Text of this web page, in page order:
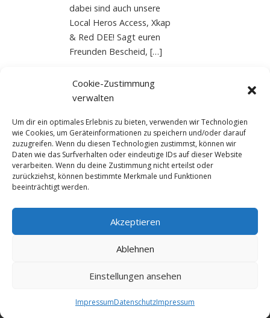
Cookie-Zustimmung
verwalten
Um dir ein optimales Erlebnis zu bieten, verwenden wir Technologien
wie Cookies, um Geräteinformationen zu speichern und/oder darauf
zuzugreifen. Wenn du diesen Technologien zustimmst, können wir
Daten wie das Surfverhalten oder eindeutige IDs auf dieser Website
verarbeiten. Wenn du deine Zustimmung nicht erteilst oder
zurückziehst, können bestimmte Merkmale und Funktionen
beeinträchtigt werden.
Akzeptieren
Ablehnen
Einstellungen ansehen
ImpressumDatenschutzImpressum
dabei sind auch unsere
Local Heros Access, Xkap
& Red DEE! Sagt euren
Freunden Bescheid, […]
1 2
© NewDEF 2026
Kontakt
Impressum
Datenschutz